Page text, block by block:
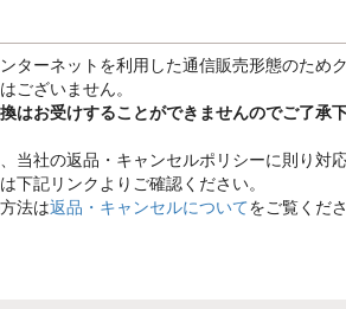
ターネットを利用した通信販売形態のため
ございません。
はお受けすることができませんのでご了承
当社の返品・キャンセルポリシーに則り対
下記リンクよりご確認ください。
法は返品・キャンセルについてをご覧くだ